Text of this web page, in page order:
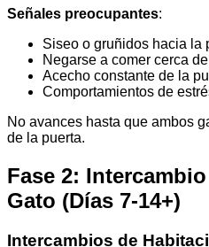
Señales preocupantes:
Siseo o gruñidos hacia la
Negarse a comer cerca
Acecho constante de la
Comportamientos de
No avances hasta que ambos
de la puerta.
Fase 2:
Gato (Días 7-14+)
Intercambios de